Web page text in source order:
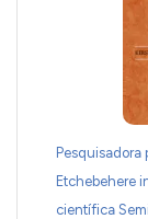
Pesquisadora
Etchebehere
científica